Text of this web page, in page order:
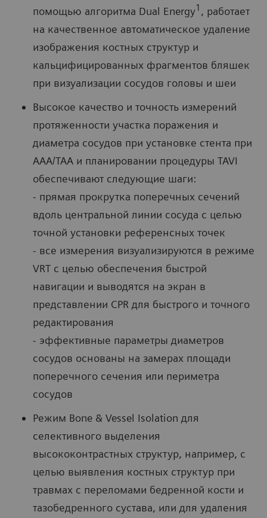
помощью алгоритма Dual Energy1 , работает
на качественное автоматическое удаление
изображения костных структур и
кальцифицированных фрагментов бляшек
при визуализации сосудов головы и шеи
Высокое качество и точность измерений
протяженности участка поражения и
диаметра сосудов при установке стента при
AAA/TAA и планировании процедуры TAVI
обеспечивают следующие шаги:
- прямая прокрутка поперечных сечений
вдоль центральной линии сосуда с целью
точной установки референсных точек
- все измерения визуализируются в режиме
VRT с целью обеспечения быстрой
навигации и выводятся на экран в
представлении CPR для быстрого и точного
редактирования
- эффективные параметры диаметров
сосудов основаны на замерах площади
поперечного сечения или периметра
сосудов
Режим Bone & Vessel Isolation для
селективного выделения
высококонтрастных структур, например, с
целью выявления костных структур при
травмах с переломами бедренной кости и
тазобедренного сустава, или для удаления